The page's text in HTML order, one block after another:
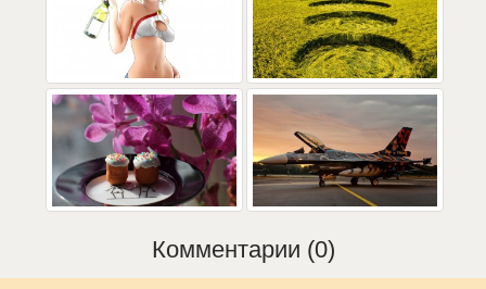
Комментарии (0)